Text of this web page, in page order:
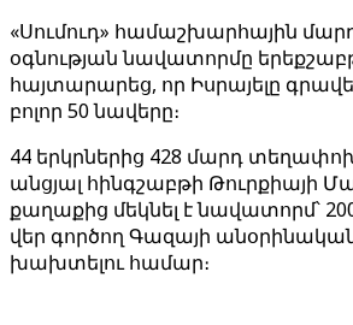
«Սումուդ» համաշխարհային
օգնության նավատորմը
հայտարարեց, որ Իսրայելը
բոլոր 50 նավերը։
44 երկրներից 428 մարդ
անցյալ հինգշաբթի Թուրքիայի
քաղաքից մեկնել է նավատորմ՝
վեր գործող Գազայի
խախտելու համար։